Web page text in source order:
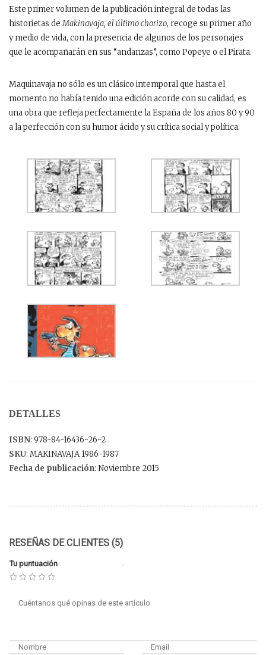
Este primer volumen de la publicación integral de todas las
historietas deMakinavaja, el último chorizo, recoge su primer año
y medio de vida, con la presencia de algunos de los personajes
que le acompañarán en sus “andanzas”, como Popeye o el Pirata.
Maquinavaja no sólo es un clásico intemporal que hasta el
momento no había tenido una edición acorde con su calidad, es
una obra que refleja perfectamente la España de los años 80 y 90
a la perfección con su humor ácido y su crítica social y política.
DETALLES
ISBN: 978-84-16436-26-2
SKU: MAKINAVAJA 1986-1987
Fecha de publicación: Noviembre 2015
RESEÑAS DE CLIENTES (5)
Tu puntuación